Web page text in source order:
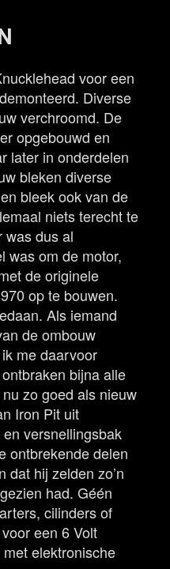
voor een
Diverse
verchroomd. De
opgebouwd en
later in onderdelen
bleken diverse
bleek ook van de
niets terecht te
was dus al
was om de motor,
de originele
op te bouwen.
Als iemand
de ombouw
me daarvoor
bijna alle
zo goed als nieuw
Iron Pit uit
versnellingsbak
ontbrekende delen
dat hij zelden zo’n
had. Géén
cilinders of
een 6 Volt
elektronische